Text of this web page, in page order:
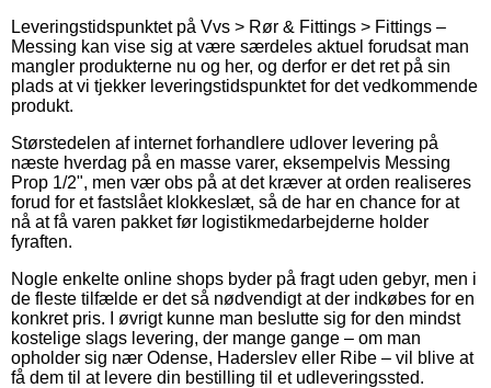
Leveringstidspunktet på Vvs > Rør & Fittings > Fittings –
Messing kan vise sig at være særdeles aktuel forudsat man
mangler produkterne nu og her, og derfor er det ret på sin
plads at vi tjekker leveringstidspunktet for det vedkommende
produkt.
Størstedelen af internet forhandlere udlover levering på
næste hverdag på en masse varer, eksempelvis Messing
Prop 1/2", men vær obs på at det kræver at orden realiseres
forud for et fastslået klokkeslæt, så de har en chance for at
nå at få varen pakket før logistikmedarbejderne holder
fyraften.
Nogle enkelte online shops byder på fragt uden gebyr, men i
de fleste tilfælde er det så nødvendigt at der indkøbes for en
konkret pris. I øvrigt kunne man beslutte sig for den mindst
kostelige slags levering, der mange gange – om man
opholder sig nær Odense, Haderslev eller Ribe – vil blive at
få dem til at levere din bestilling til et udleveringssted.